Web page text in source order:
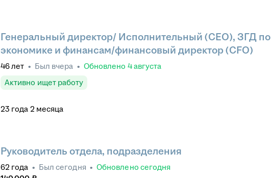
Генеральный директор/ Исполнительный (CEO), ЗГД по
экономике и финансам/финансовый директор (CFO)
46лет • Был вчера • Обновлено 4 августа
Активно ищет работу
23 года 2 месяца
Руководитель отдела, подразделения
62 года • Был сегодня • Обновлено сегодня